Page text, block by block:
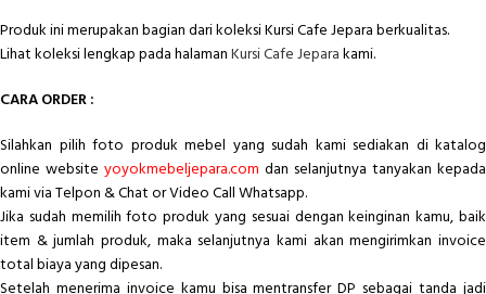
Produk ini merupakan bagian dari koleksi Kursi Cafe Jepara berkualitas.
Lihat koleksi lengkap pada halamanKursi Cafe Jeparakami.
CARA ORDER :
Silahkan pilih foto produk mebel yang sudah kami sediakan di katalog
online website yoyokmebeljepara.com dan selanjutnya tanyakan kepada
kami via Telpon & Chat or Video Call Whatsapp.
Jika sudah memilih foto produk yang sesuai dengan keinginan kamu, baik
item & jumlah produk, maka selanjutnya kami akan mengirimkan invoice
total biaya yang dipesan.